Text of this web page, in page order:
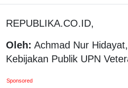
REPUBLIKA.CO.ID,
Oleh: Achmad Nur
Kebijakan Publik UPN
Sponsored